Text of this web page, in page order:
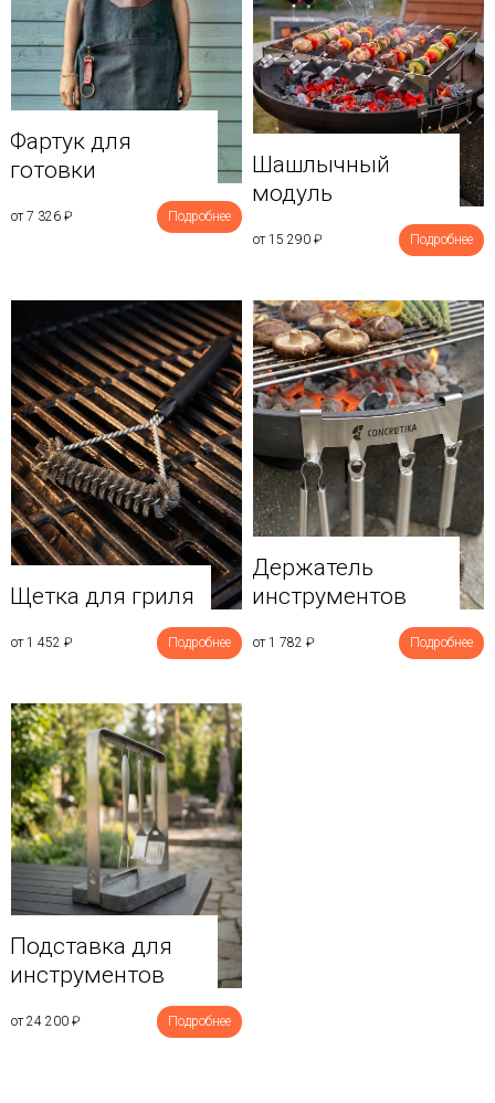
Фартук для
готовки
от 7 326 ₽ Подробнее
Шашлычный
модуль
от 15 290 ₽ Подробнее
Щетка для гриля
от 1 452 ₽ Подробнее
Держатель
инструментов
от 1 782 ₽ Подробнее
Подставка для
инструментов
от 24 200 ₽ Подробнее